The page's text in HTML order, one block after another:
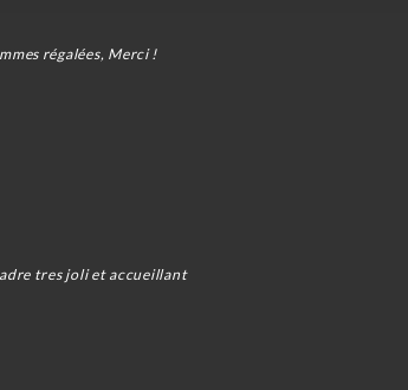
régalées, Merci !
tres joli et accueillant